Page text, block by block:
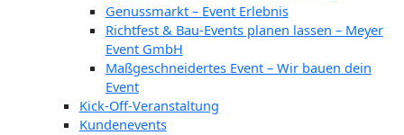
Genussmarkt – Event Erlebnis
Richtfest & Bau-Events planen lassen – Meyer
Event GmbH
Maßgeschneidertes Event – Wir bauen dein
Event
Kick-Off-Veranstaltung
Kundenevents